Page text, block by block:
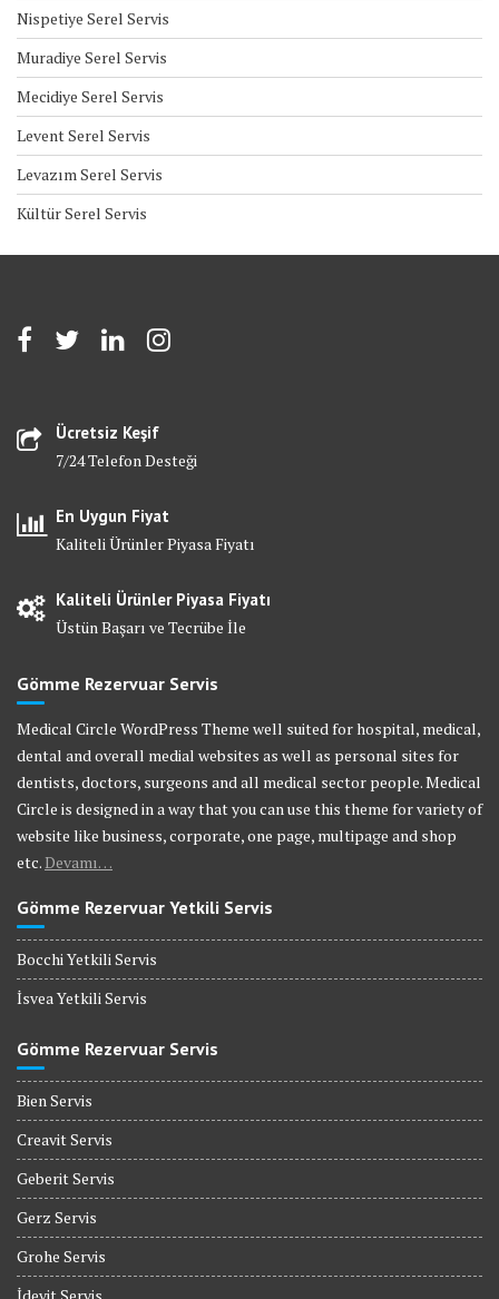
Nispetiye Serel Servis
Muradiye Serel Servis
Mecidiye Serel Servis
Levent Serel Servis
Levazım Serel Servis
Kültür Serel Servis
Ücretsiz Keşif
7/24 Telefon Desteği
En Uygun Fiyat
Kaliteli Ürünler Piyasa Fiyatı
Kaliteli Ürünler Piyasa Fiyatı
Üstün Başarı ve Tecrübe İle
Gömme Rezervuar Servis
Medical Circle WordPress Theme well suited for hospital, medical,
dental and overall medial websites as well as personal sites for
dentists, doctors, surgeons and all medical sector people. Medical
Circle is designed in a way that you can use this theme for variety of
website like business, corporate, one page, multipage and shop
etc. Devamı…
Gömme Rezervuar Yetkili Servis
Bocchi Yetkili Servis
İsvea Yetkili Servis
Gömme Rezervuar Servis
Bien Servis
Creavit Servis
Geberit Servis
Gerz Servis
Grohe Servis
İdevit Servis